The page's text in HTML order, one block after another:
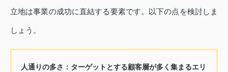
立地は事業の成功に直結する要素です。以下の点を検討しま
しょう。
人通りの多さ： ターゲットとする顧客層が多く集まるエリ